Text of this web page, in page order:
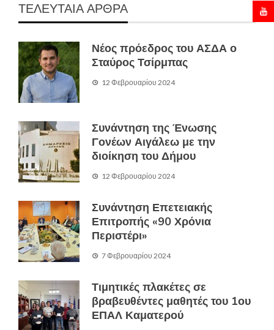
ΤΕΛΕΥΤΑΙΑ ΑΡΘΡΑ
Νέος πρόεδρος του ΑΣΔΑ ο
Σταύρος Τσίρμπας
12 Φεβρουαρίου 2024
Συνάντηση της Ένωσης
Γονέων Αιγάλεω με την
διοίκηση του Δήμου
12 Φεβρουαρίου 2024
Συνάντηση Επετειακής
Επιτροπής «90 Χρόνια
Περιστέρι»
7 Φεβρουαρίου 2024
Τιμητικές πλακέτες σε
βραβευθέντες μαθητές του 1ου
ΕΠΑΛ Καματερού